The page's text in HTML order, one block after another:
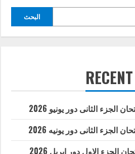
البحث
الجزء الثانى دور يونيو 2026
الجزء الثانى دور يونيه 2026
الجزء الاول دور ابريل 2026